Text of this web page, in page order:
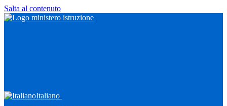
Salta al contenuto
Italiano